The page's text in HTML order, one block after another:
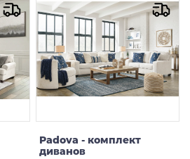
Padova - комплект
диванов